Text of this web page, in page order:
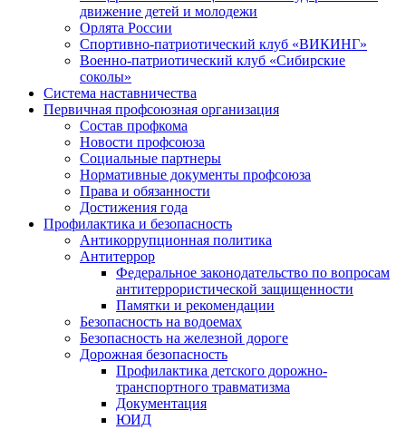
движение детей и молодежи
Орлята России
Спортивно-патриотический клуб «ВИКИНГ»
Военно-патриотический клуб «Сибирские
соколы»
Система наставничества
Первичная профсоюзная организация
Состав профкома
Новости профсоюза
Социальные партнеры
Нормативные документы профсоюза
Права и обязанности
Достижения года
Профилактика и безопасность
Антикоррупционная политика
Антитеррор
Федеральное законодательство по вопросам
антитеррористической защищенности
Памятки и рекомендации
Безопасность на водоемах
Безопасность на железной дороге
Дорожная безопасность
Профилактика детского дорожно-
транспортного травматизма
Документация
ЮИД